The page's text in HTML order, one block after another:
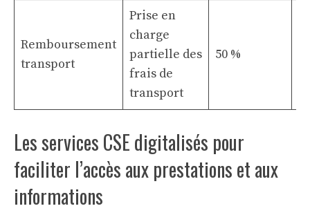
Remboursement
transport
Prise en
charge
partielle des
frais de
transport
50 %
Les services CSE digitalisés pour
faciliter l’accès aux prestations et aux
informations